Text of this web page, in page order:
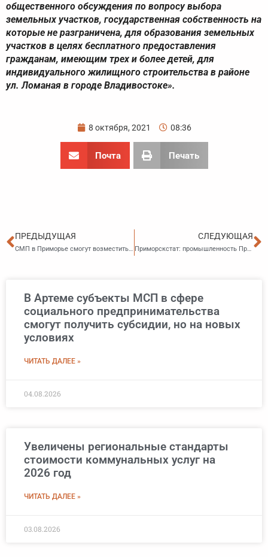
общественного обсуждения по вопросу выбора
земельных участков, государственная собственность на
которые не разграничена, для образования земельных
участков в целях бесплатного предоставления
гражданам, имеющим трех и более детей, для
индивидуального жилищного строительства в районе
ул. Ломаная в городе Владивостоке».
8 октября, 2021 08:36
Почта Печать
Пред
ПРЕДЫДУЩАЯ
СМП в Приморье смогут возместить затраты на производство изделий социального направления из композитных материалов
СЛЕДУЮЩАЯ
Приморскстат: промышленность Приморья в январе — августе 2021 года
В Артеме субъекты МСП в сфере
социального предпринимательства
смогут получить субсидии, но на новых
условиях
ЧИТАТЬ ДАЛЕЕ »
04.08.2026
Увеличены региональные стандарты
стоимости коммунальных услуг на
2026 год
ЧИТАТЬ ДАЛЕЕ »
03.08.2026